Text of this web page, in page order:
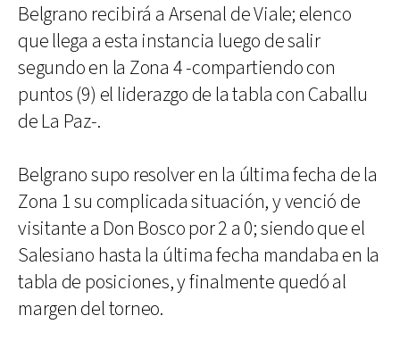
Belgrano recibirá a Arsenal de Viale; elenco
que llega a esta instancia luego de salir
segundo en la Zona 4 -compartiendo con
puntos (9) el liderazgo de la tabla con Caballu
de La Paz-.
Belgrano supo resolver en la última fecha de la
Zona 1 su complicada situación, y venció de
visitante a Don Bosco por 2 a 0; siendo que el
Salesiano hasta la última fecha mandaba en la
tabla de posiciones, y finalmente quedó al
margen del torneo.